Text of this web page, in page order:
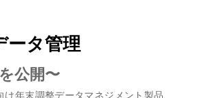
ータ管理
公開〜
年末調整データマネジメント製品